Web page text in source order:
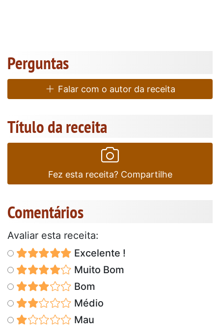
Perguntas
Falar com o autor da receita
Título da receita
Fez esta receita? Compartilhe
Comentários
Avaliar esta receita:
Excelente !
Muito Bom
Bom
Médio
Mau